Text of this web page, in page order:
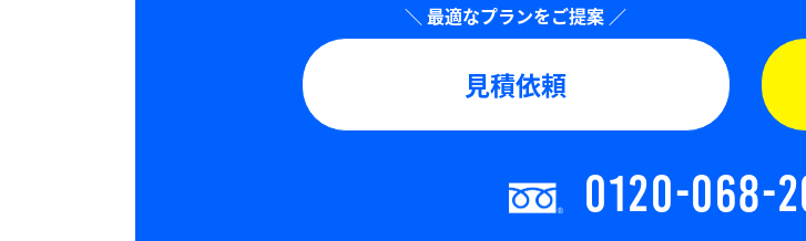
見積依頼
0120-068-